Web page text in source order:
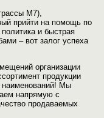
М7),
прийти на помощь по
и быстрая
– вот залог успеха
организации
продукции
наименований! Мы
напрямую с
продаваемых